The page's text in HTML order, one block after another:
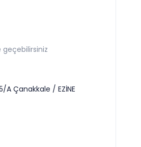
geçebilirsiniz
Çanakkale / EZİNE